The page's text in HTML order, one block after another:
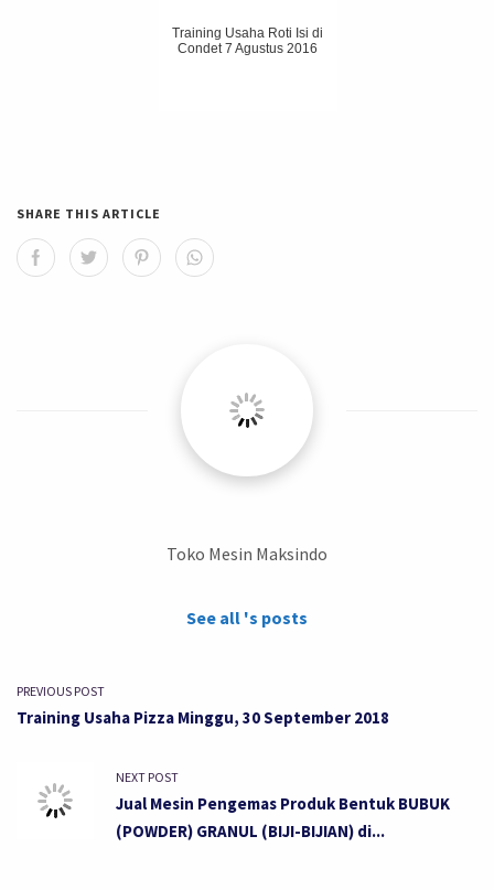
Training Usaha Roti Isi di
Condet 7 Agustus 2016
SHARE THIS ARTICLE
Toko Mesin Maksindo
See all 's posts
PREVIOUS POST
Training Usaha Pizza Minggu, 30 September 2018
NEXT POST
Jual Mesin Pengemas Produk Bentuk BUBUK
(POWDER) GRANUL (BIJI-BIJIAN) di...